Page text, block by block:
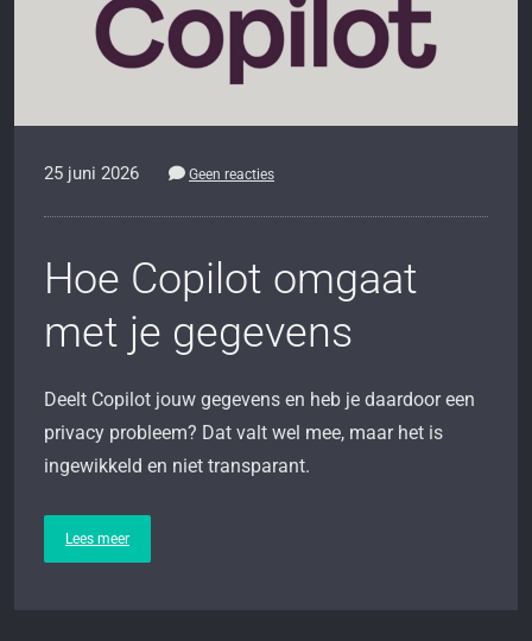
25 juni 2026 Geen reacties
Hoe Copilot omgaat
met je gegevens
Deelt Copilot jouw gegevens en heb je daardoor een
privacy probleem? Dat valt wel mee, maar het is
ingewikkeld en niet transparant.
Lees meer